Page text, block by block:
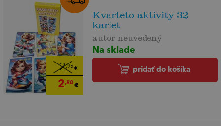
2,95€
2,80€
Kvarteto aktivity 32
kariet
autor neuvedený
Na sklade
pridať do košíka